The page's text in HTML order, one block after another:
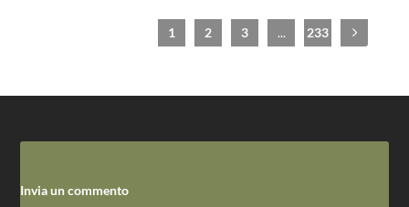
1 2 3 ... 233
Invia un commento